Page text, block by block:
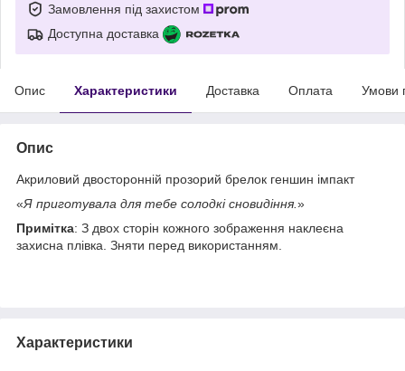
Замовлення під захистом
Доступна доставка
Опис Характеристики Доставка Оплата Умови
Опис
Акриловий двосторонній прозорий брелок геншин імпакт
«Я приготувала для тебе солодкі сновидіння. »
Примітка: З двох сторін кожного зображення наклеєна
захисна плівка. Зняти перед використанням.
Характеристики